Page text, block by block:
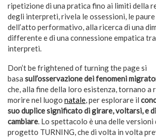
ripetizione di una pratica fino ai limiti della
degli interpreti, rivela le ossessioni, le
dell’atto performativo, alla ricerca di una
differente e di una connessione empatica
interpreti.
Don’t be frightened of turning the page si
basa sull’osservazione dei fenomeni
che, alla fine della loro esistenza, tornano a
morire nel luogo natale, per esplorare il
suo duplice significato di girare, voltarsi, e
cambiare. Lo spettacolo è una delle versioni
progetto TURNING, che di volta in volta